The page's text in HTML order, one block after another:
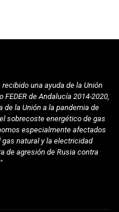
recibido una ayuda de la Unión
de Andalucía 2014-2020,
la Unión a la pandemia de
el sobrecoste energético de gas
especialmente afectados
natural y la electricidad
de agresión de Rusia contra